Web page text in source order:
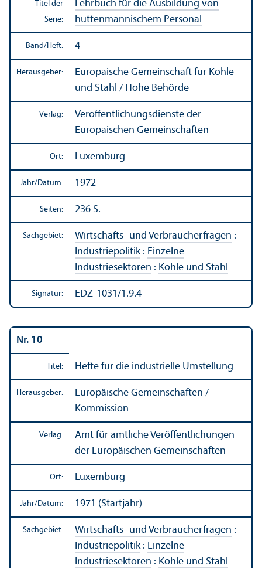
Titel der
Serie:
Lehr­buch für die Ausbildung von
hüttenmännischem Personal
Band/Heft: 4
Herausgeber:
Europäische Gemeinschaft für Kohle
und Stahl / Hohe Behörde
Verlag:
Veröffentlichungs­dienste der
Europäischen Gemeinschaften
Ort: Luxemburg
Jahr/Datum: 1972
Seiten: 236 S.
Sachgebiet: Wirtschafts- und Verbraucherfragen :
Industriepolitik: Einzelne
Industriesektoren : Kohle und Stahl
Signatur: EDZ-1031/1.9.4
Nr. 10
Titel: Hefte für die industrielle Umstellung
Herausgeber:
Europäische Gemeinschaften /
Kommission
Verlag:
Amt für amtliche Veröffentlichungen
der Europäischen Gemeinschaften
Ort: Luxemburg
Jahr/Datum: 1971 (Startjahr)
Sachgebiet: Wirtschafts- und Verbraucherfragen :
Industriepolitik: Einzelne
Industriesektoren : Kohle und Stahl